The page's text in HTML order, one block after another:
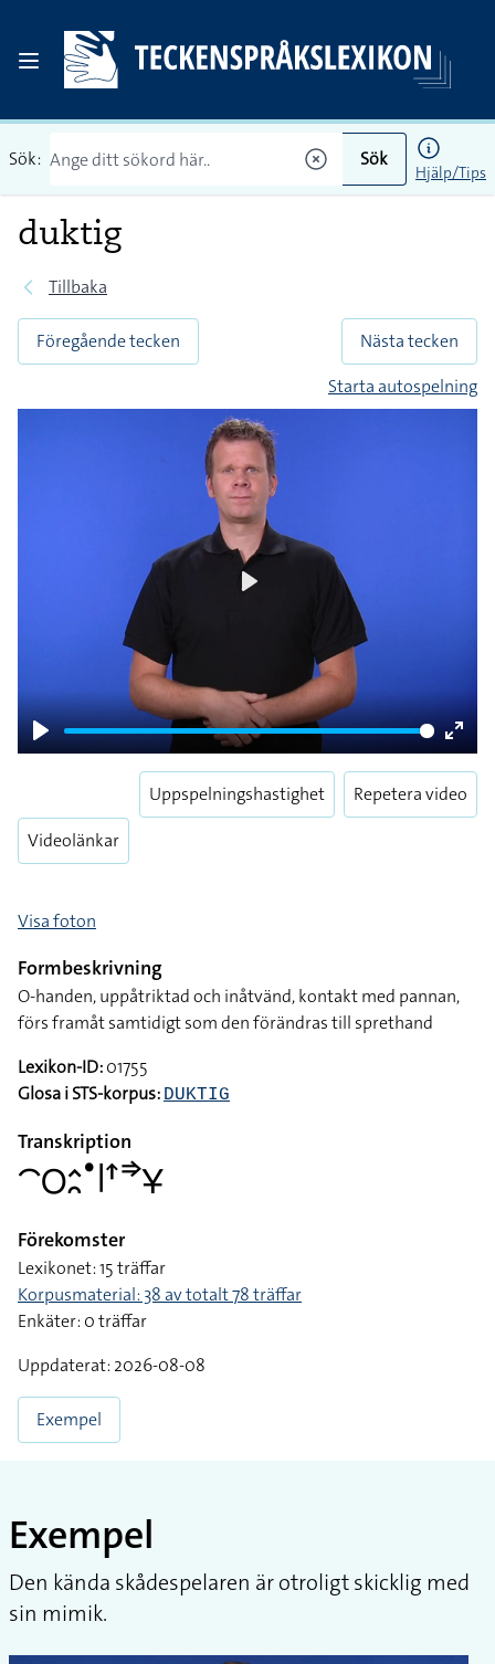
Sök: Sök
Hjälp/Tips
duktig
Tillbaka
Föregående tecken
Nästa tecken
Starta autospelning
Play
Enter
Videolänkar
Uppspelningshastighet Repetera video
Visa foton
Formbeskrivning
O-handen, uppåtriktad och inåtvänd, kontakt med pannan,
förs framåt samtidigt som den förändras till sprethand
Lexikon-ID:01755
Glosa i STS-korpus: DUKTIG
Transkription
􌤃􌥆􌤵􌥘􌤟􌥼􌦃􌦆􌥃
Förekomster
Lexikonet: 15 träffar
Korpusmaterial: 38 av totalt 78 träffar
Enkäter: 0 träffar
Uppdaterat: 2026-08-08
Exempel
Exempel
Den kända skådespelaren är otroligt skicklig med
sin mimik.